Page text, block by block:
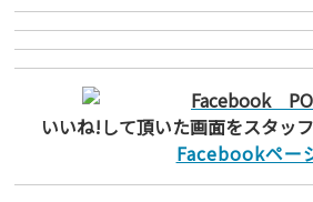
いいね!して頂いた画面をスタッ
Facebookペー